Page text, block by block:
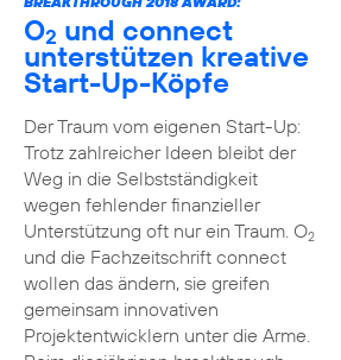
O2 und connect
unterstützen kreative
Start-Up-Köpfe
Der Traum vom eigenen Start-Up:
Trotz zahlreicher Ideen bleibt der
Weg in die Selbstständigkeit
wegen fehlender finanzieller
Unterstützung oft nur ein Traum. O2
und die Fachzeitschrift connect
wollen das ändern, sie greifen
gemeinsam innovativen
Projektentwicklern unter die Arme.